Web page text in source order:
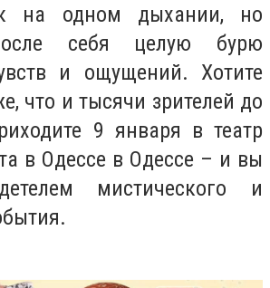
на одном дыхании, но
себя целую бурю
и ощущений. Хотите
что и тысячи зрителей до
9 января в театр
в Одессе в Одессе – и вы
мистического и